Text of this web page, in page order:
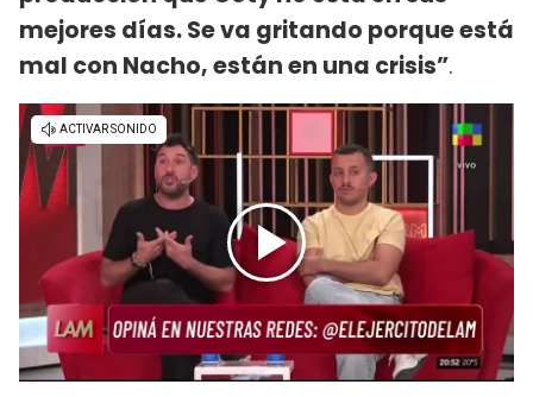
mejores días. Se va gritando porque está
mal con Nacho, están en una crisis”.